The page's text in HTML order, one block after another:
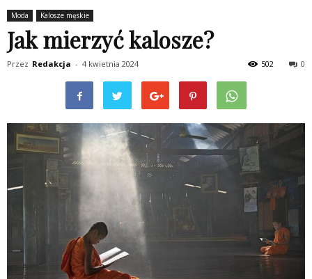
Moda Kalosze męskie
Jak mierzyć kalosze?
Przez Redakcja - 4 kwietnia 2024 0
502